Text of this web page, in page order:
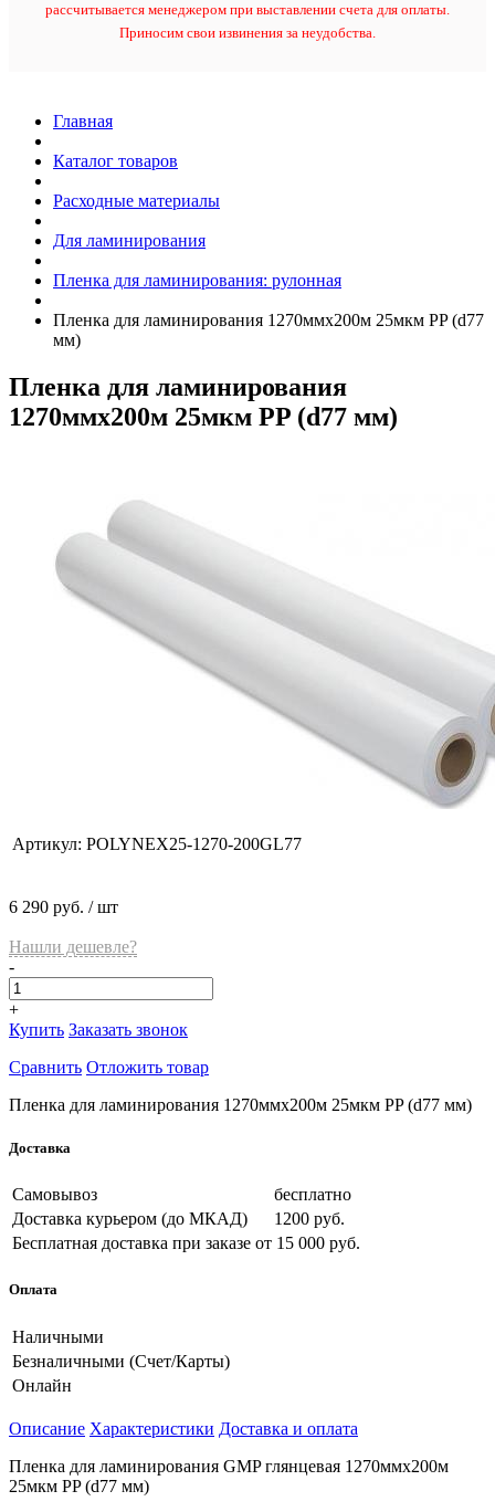
рассчитывается менеджером при выставлении счета для оплаты.
Приносим свои извинения за неудобства.
Главная
Каталог товаров
Расходные материалы
Для ламинирования
Пленка для ламинирования: рулонная
Пленка для ламинирования 1270ммх200м 25мкм PP (d77
мм)
Пленка для ламинирования
1270ммх200м 25мкм PP (d77 мм)
Артикул: POLYNEX25-1270-200GL77
6 290 руб. / шт
Нашли дешевле?
-
+
Купить Заказать звонок
Сравнить Отложить товар
Пленка для ламинирования 1270ммх200м 25мкм PP (d77 мм)
Доставка
Самовывоз
бесплатно
Доставка курьером (до МКАД)
1200 руб.
Бесплатная доставка при заказе от 15 000 руб.
Оплата
Наличными
Безналичными (Счет/Карты)
Онлайн
Описание Характеристики Доставка и оплата
Пленка для ламинирования GMP глянцевая 1270ммх200м
25мкм PP (d77 мм)